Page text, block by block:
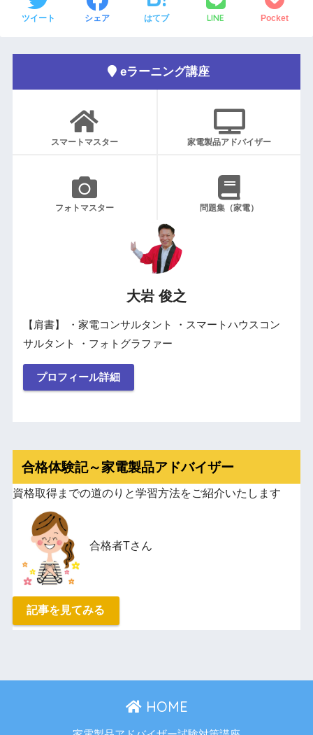
ツイート シェア はてブ LINE Pocket
eラーニング講座
スマートマスター 家電製品アドバイザー
フォトマスター 問題集（家電）
大岩 俊之
【肩書】 ・家電コンサルタント ・スマートハウスコン
サルタント ・フォトグラファー
プロフィール詳細
合格体験記～家電製品アドバイザー
資格取得までの道のりと学習方法をご紹介いたします
合格者Tさん
記事を見てみる
HOME